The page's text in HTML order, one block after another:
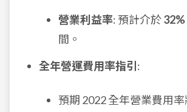
營業利益率: 預計介於
間。
全年營運費用率指引 :
預期 2022 全年營業費用